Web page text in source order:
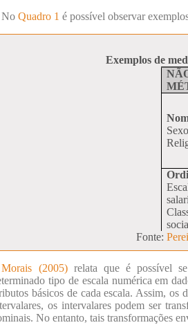
NoQuadro 1 é possível observar
Exemplos de
Fonte:
Morais (2005)relata que é possível se
tipo de escala numérica em
básicos de cada escala. Assim, os
os intervalares podem ser
No entanto, tais transformações